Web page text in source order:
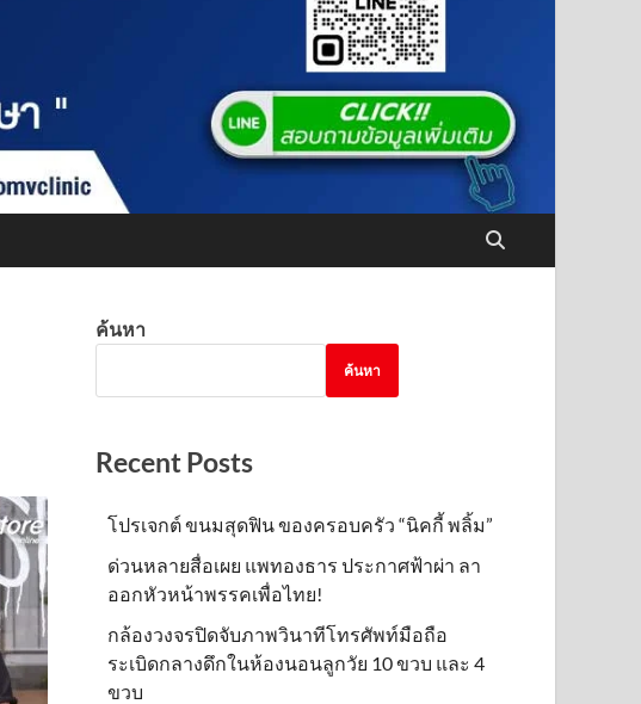
ค้นหา
ค้นหา
Recent Posts
โปรเจกต์ ขนมสุดฟิน ของครอบครัว “นิคกี้ พลิ้ม”
ด่วนหลายสื่อเผย แพทองธาร ประกาศฟ้าผ่า ลา
ออกหัวหน้าพรรคเพื่อไทย!
กล้องวงจรปิดจับภาพวินาทีโทรศัพท์มือถือ
ระเบิดกลางดึกในห้องนอนลูกวัย 10 ขวบ และ 4
ขวบ